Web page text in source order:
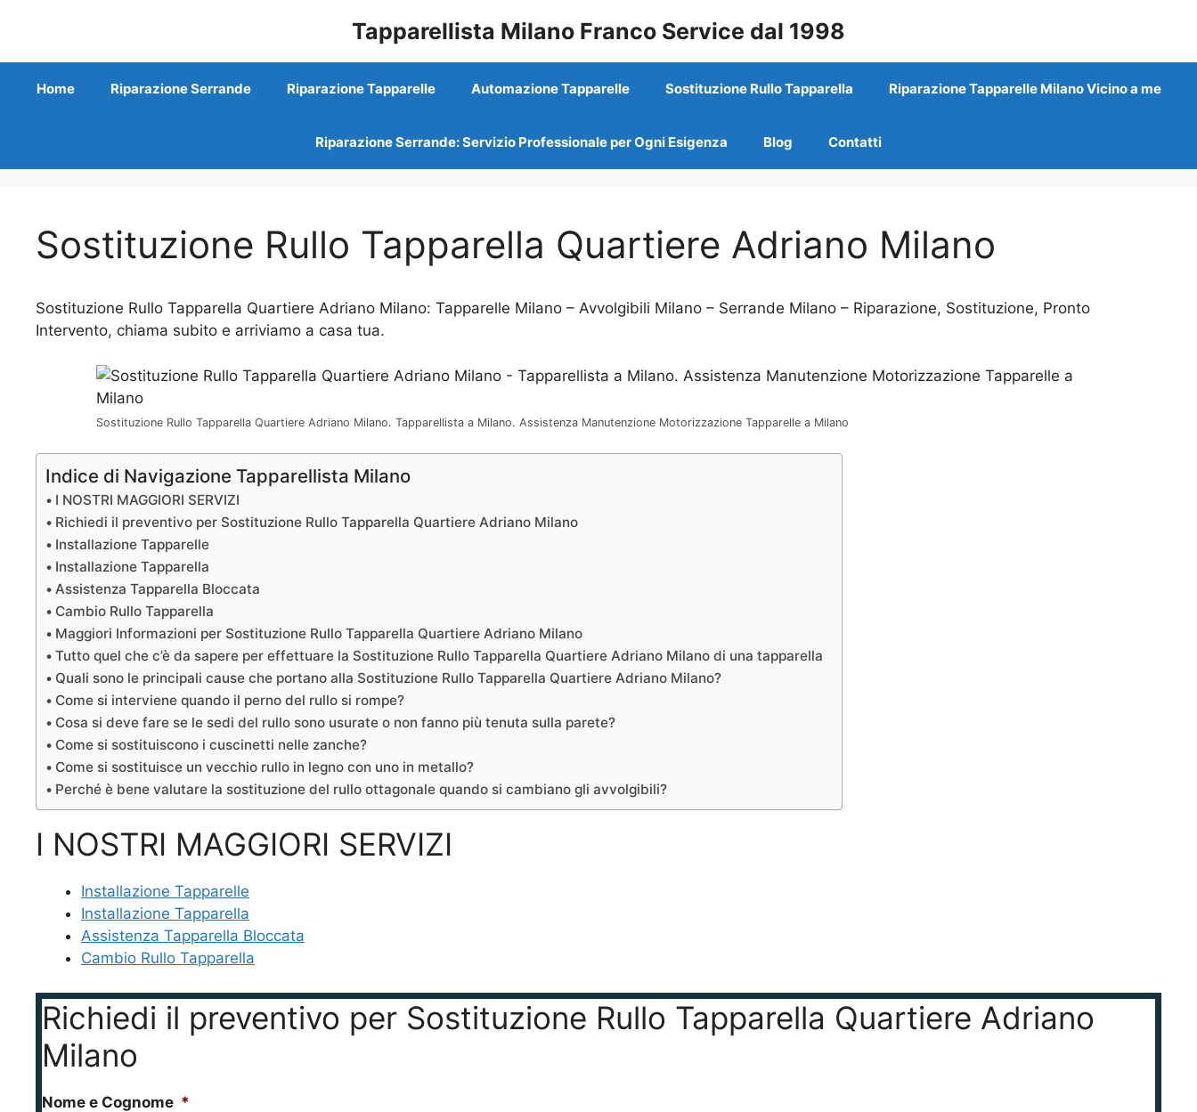
Tapparellista Milano Franco Service dal 1998
Home Riparazione Serrande Riparazione Tapparelle Automazione Tapparelle Sostituzione Rullo Tapparella Riparazione Tapparelle Milano Vicino a me
Riparazione Serrande: Servizio Professionale per Ogni Esigenza Blog Contatti
Sostituzione Rullo Tapparella Quartiere Adriano Milano
Sostituzione Rullo Tapparella Quartiere Adriano Milano: Tapparelle Milano – Avvolgibili Milano – Serrande Milano – Riparazione, Sostituzione, Pronto
Intervento, chiama subito e arriviamo a casa tua.
Sostituzione Rullo Tapparella Quartiere Adriano Milano. Tapparellista a Milano. Assistenza Manutenzione Motorizzazione Tapparelle a Milano
Indice di Navigazione Tapparellista Milano
I NOSTRI MAGGIORI SERVIZI
Richiedi il preventivo per Sostituzione Rullo Tapparella Quartiere Adriano Milano
Installazione Tapparelle
Installazione Tapparella
Assistenza Tapparella Bloccata
Cambio Rullo Tapparella
Maggiori Informazioni per Sostituzione Rullo Tapparella Quartiere Adriano Milano
Tutto quel che c’è da sapere per effettuare la Sostituzione Rullo Tapparella Quartiere Adriano Milano di una tapparella
Quali sono le principali cause che portano alla Sostituzione Rullo Tapparella Quartiere Adriano Milano?
Come si interviene quando il perno del rullo si rompe?
Cosa si deve fare se le sedi del rullo sono usurate o non fanno più tenuta sulla parete?
Come si sostituiscono i cuscinetti nelle zanche?
Come si sostituisce un vecchio rullo in legno con uno in metallo?
Perché è bene valutare la sostituzione del rullo ottagonale quando si cambiano gli avvolgibili?
I NOSTRI MAGGIORI SERVIZI
Installazione Tapparelle
Installazione Tapparella
Assistenza Tapparella Bloccata
Cambio Rullo Tapparella
Richiedi il preventivo per Sostituzione Rullo Tapparella Quartiere Adriano
Milano
Nome e Cognome *